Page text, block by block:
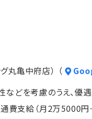
丸亀中府店） （
どを考慮のうえ、優
通費支給（月2万5000